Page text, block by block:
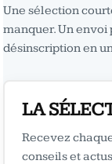
Une sélection
manquer. Un envoi
désinscription en
LA
Recevez
conseils et